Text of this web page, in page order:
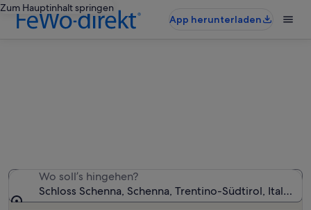
Zum Hauptinhalt springen
App herunterladen
Wo soll’s hingehen?
Schloss Schenna, Schenna, Trentino-Südtirol, Italien